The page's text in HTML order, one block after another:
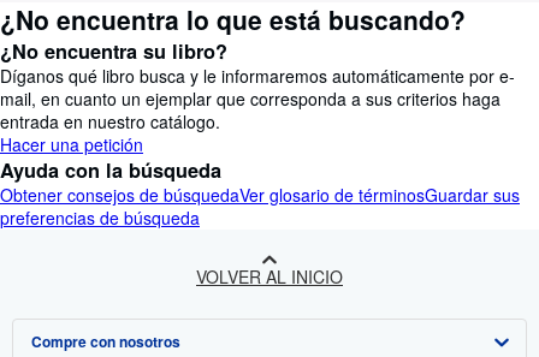
¿No encuentra lo que está buscando?
¿No encuentra su libro?
Díganos qué libro busca y le informaremos automáticamente por e-
mail, en cuanto un ejemplar que corresponda a sus criterios haga
entrada en nuestro catálogo.
Hacer una petición
Ayuda con la búsqueda
Obtener consejos de búsquedaVer glosario de términosGuardar sus
preferencias de búsqueda
VOLVER AL INICIO
Compre con nosotros